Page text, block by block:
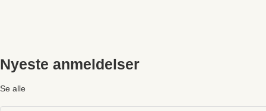
Nyeste anmeldelser
Se alle